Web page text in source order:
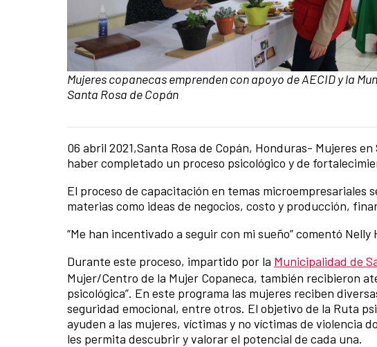
Caption:
Mujeres copanecas emprenden con apoyo de AECID y la
Santa Rosa de Copán
News content
06 abril 2021,Santa Rosa de Copán, Honduras- Mujeres
haber completado un proceso psicológico y de
El proceso de capacitación en temas microempresariales
materias como ideas de negocios, costo y producción,
“Me han incentivado a seguir con mi sueño” comentó
Durante este proceso, impartido por la Municipalidad de
Mujer/Centro de la Mujer Copaneca, también recibieron
psicológica”. En este programa las mujeres reciben
seguridad emocional, entre otros. El objetivo de la Ruta
ayuden a las mujeres, víctimas y no víctimas de violencia
les permita descubrir y valorar el potencial de cada una.